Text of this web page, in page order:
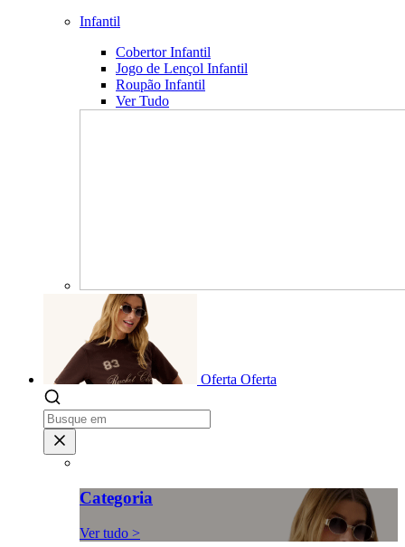
Infantil
Cobertor Infantil
Jogo de Lençol Infantil
Roupão Infantil
Ver Tudo
Oferta Oferta
Categoria
Ver tudo >